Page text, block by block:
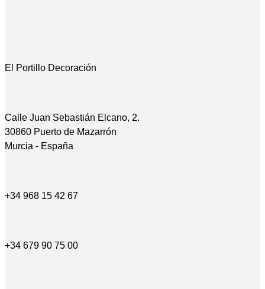
El Portillo Decoración
Calle Juan Sebastián Elcano, 2.
30860 Puerto de Mazarrón
Murcia - España
+34 968 15 42 67
+34 679 90 75 00